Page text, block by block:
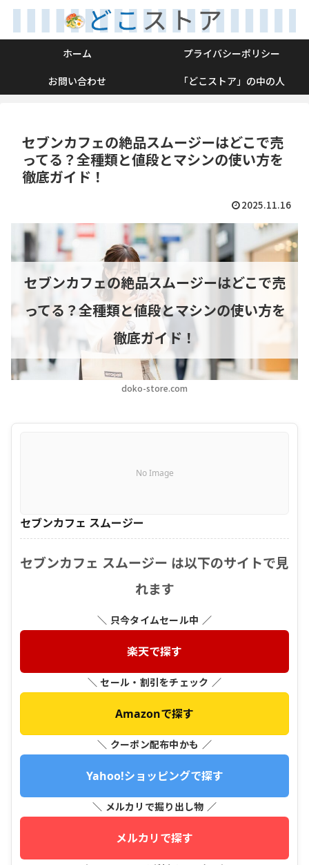
ホーム
プライバシーポリシー
お問い合わせ
「どこストア」の中の人
セブンカフェの絶品スムージーはどこで売
ってる？全種類と値段とマシンの使い方を
徹底ガイド！
2025.11.16
doko-store.com
セブンカフェの絶品スムージーはどこで売
ってる？全種類と値段とマシンの使い方を
徹底ガイド！
No Image
セブンカフェ スムージー
セブンカフェ スムージー は以下のサイトで見
れます
＼ 只今タイムセール中 ／
楽天で探す
＼ セール・割引をチェック ／
Amazonで探す
＼ クーポン配布中かも ／
Yahoo!ショッピングで探す
＼ メルカリで掘り出し物 ／
メルカリで探す